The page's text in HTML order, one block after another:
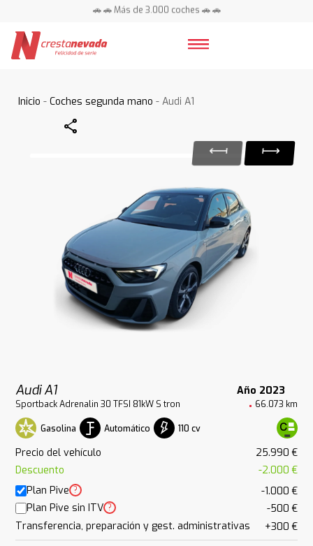
🚗 🚗 Más de 3.000 coches 🚗 🚗
Inicio -Coches segunda mano - Audi A1
Share
Audi A1 Año 2023
Sportback Adrenalin 30 TFSI 81kW S tron 66.073 km
Gasolina Automático 110 cv
Precio del vehículo
25.990 €
Descuento
-2.000 €
Plan Pive ?
-1.000 €
Plan Pive sin ITV ?
-500 €
Transferencia, preparación y gest. administrativas
+300 €